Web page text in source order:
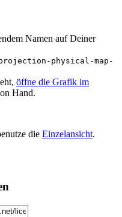
Namen auf Deiner
physical-map-
öffne die Grafik im
Hand.
die Einzelansicht.